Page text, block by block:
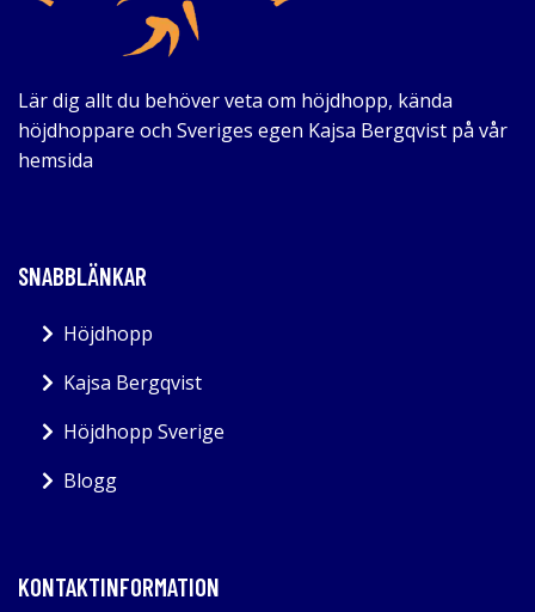
Lär dig allt du behöver veta om höjdhopp, kända
höjdhoppare och Sveriges egen Kajsa Bergqvist på vår
hemsida
SNABBLÄNKAR
Höjdhopp
Kajsa Bergqvist
Höjdhopp Sverige
Blogg
KONTAKTINFORMATION